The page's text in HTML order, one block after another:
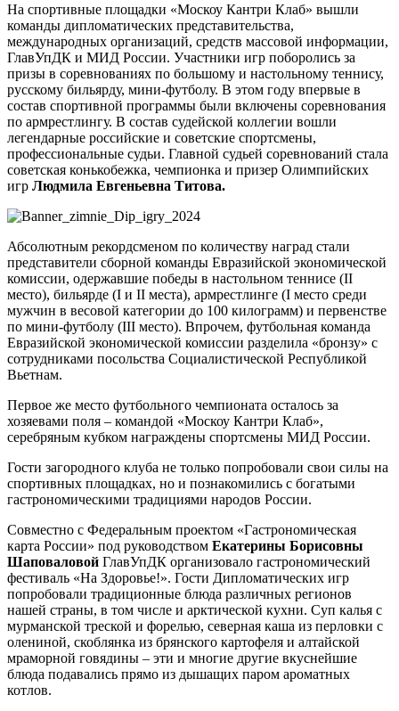
На спортивные площадки «Москоу Кантри Клаб» вышли
команды дипломатических представительства,
международных организаций, средств массовой информации,
ГлавУпДК и МИД России. Участники игр поборолись за
призы в соревнованиях по большому и настольному теннису,
русскому бильярду, мини-футболу. В этом году впервые в
состав спортивной программы были включены соревнования
по армрестлингу. В состав судейской коллегии вошли
легендарные российские и советские спортсмены,
профессиональные судьи. Главной судьей соревнований стала
советская конькобежка, чемпионка и призер Олимпийских
игр Людмила Евгеньевна Титова.
Абсолютным рекордсменом по количеству наград стали
представители сборной команды Евразийской экономической
комиссии, одержавшие победы в настольном теннисе (II
место), бильярде (I и II места), армрестлинге (I место среди
мужчин в весовой категории до 100 килограмм) и первенстве
по мини-футболу (III место). Впрочем, футбольная команда
Евразийской экономической комиссии разделила «бронзу» с
сотрудниками посольства Социалистической Республикой
Вьетнам.
Первое же место футбольного чемпионата осталось за
хозяевами поля – командой «Москоу Кантри Клаб»,
серебряным кубком награждены спортсмены МИД России.
Гости загородного клуба не только попробовали свои силы на
спортивных площадках, но и познакомились с богатыми
гастрономическими традициями народов России.
Совместно с Федеральным проектом «Гастрономическая
карта России» под руководством Екатерины Борисовны
Шаповаловой ГлавУпДК организовало гастрономический
фестиваль «На Здоровье!». Гости Дипломатических игр
попробовали традиционные блюда различных регионов
нашей страны, в том числе и арктической кухни. Суп калья с
мурманской треской и форелью, северная каша из перловки с
олениной, скоблянка из брянского картофеля и алтайской
мраморной говядины – эти и многие другие вкуснейшие
блюда подавались прямо из дышащих паром ароматных
котлов.